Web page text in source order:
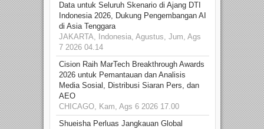
Data untuk Seluruh Skenario di Ajang DTI
Indonesia 2026, Dukung Pengembangan AI
di Asia Tenggara
JAKARTA, Indonesia, Agustus, Jum, Ags
7 2026 04.14
Cision Raih MarTech Breakthrough Awards
2026 untuk Pemantauan dan Analisis
Media Sosial, Distribusi Siaran Pers, dan
AEO
CHICAGO, Kam, Ags 6 2026 17.00
Shueisha Perluas Jangkauan Global